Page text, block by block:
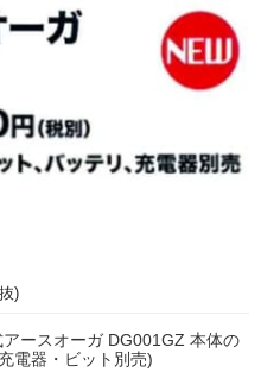
)
ースオーガ DG001GZ 本体の
電器・ビット別売)